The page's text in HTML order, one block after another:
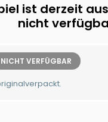
ist derzeit
nicht
NICHT VERFÜGBAR